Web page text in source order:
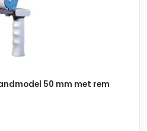
50 mm met rem